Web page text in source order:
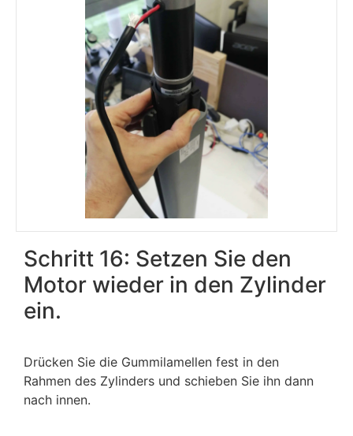
Schritt 16: Setzen Sie den
Motor wieder in den Zylinder
ein.
Drücken Sie die Gummilamellen fest in den
Rahmen des Zylinders und schieben Sie ihn dann
nach innen.